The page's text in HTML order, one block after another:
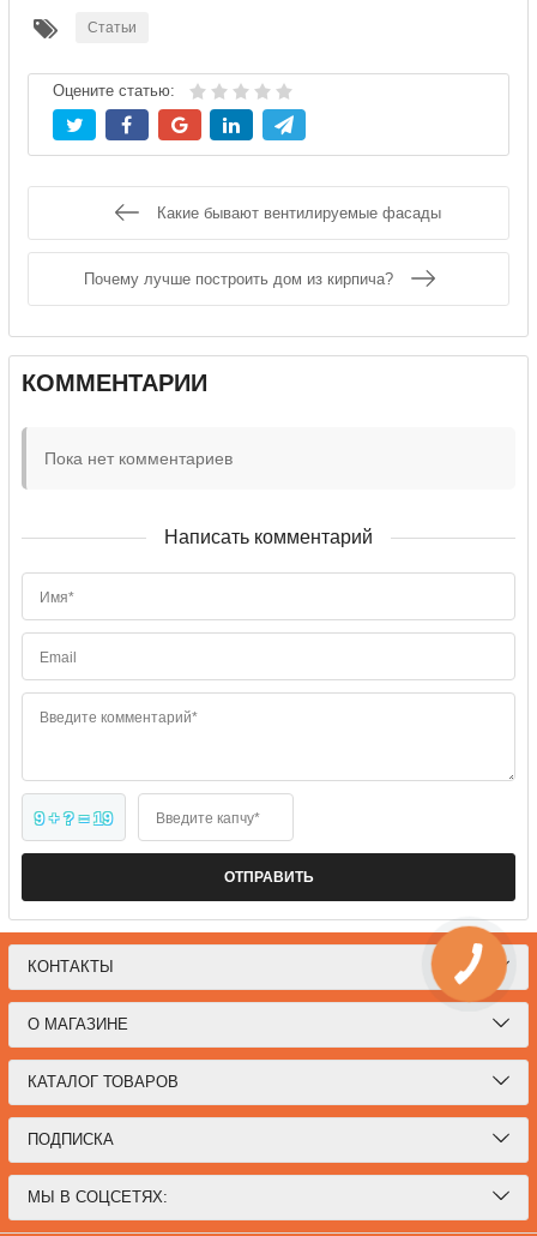
Статьи
Оцените статью:
Какие бывают вентилируемые фасады
Почему лучше построить дом из кирпича?
КОММЕНТАРИИ
Пока нет комментариев
Написать комментарий
Имя*
Email
Введите комментарий*
9 + ? = 19 Введите капчу*
ОТПРАВИТЬ
КОНТАКТЫ
О МАГАЗИНЕ
КАТАЛОГ ТОВАРОВ
ПОДПИСКА
МЫ В СОЦСЕТЯХ: